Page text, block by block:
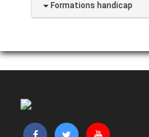
Formations handicap